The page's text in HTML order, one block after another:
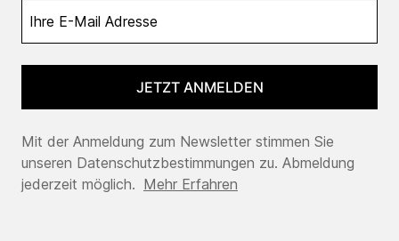
JETZT ANMELDEN
Mit der Anmeldung zum Newsletter stimmen Sie
unseren Datenschutzbestimmungen zu. Abmeldung
jederzeit möglich. Mehr Erfahren